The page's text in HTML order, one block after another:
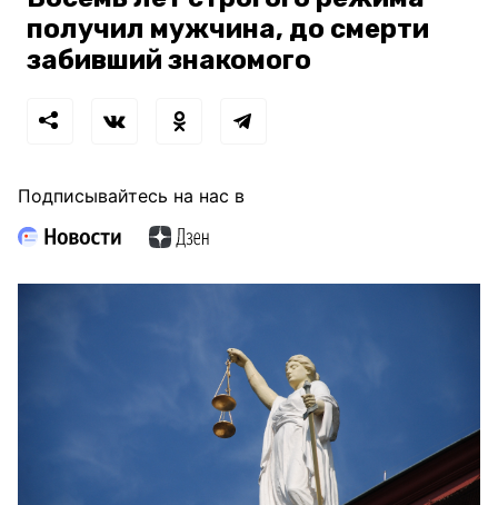
получил мужчина, до смерти
забивший знакомого
Подписывайтесь на нас в